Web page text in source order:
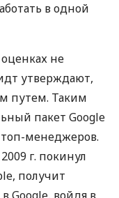
в одной
не
утверждают,
путем. Таким
пакет Google
топ-менеджеров.
г. покинул
получит